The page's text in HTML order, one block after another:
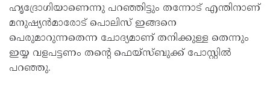
ഹൃദ്രോഗിയാണെന്നു പറഞ്ഞിട്ടും തന്നോട് എന്തിനാണ്
മനുഷ്യൻമാരോട് പൊലിസ് ഇങ്ങനെ
പെരുമാറുന്നതെന്ന ചോദ്യമാണ് തനിക്കുള്ള തെന്നും
ഇയ്യ വളപട്ടണം തൻ്റെ ഫെയ്സ്ബുക്ക് പോസ്റ്റിൽ
പറഞ്ഞു.